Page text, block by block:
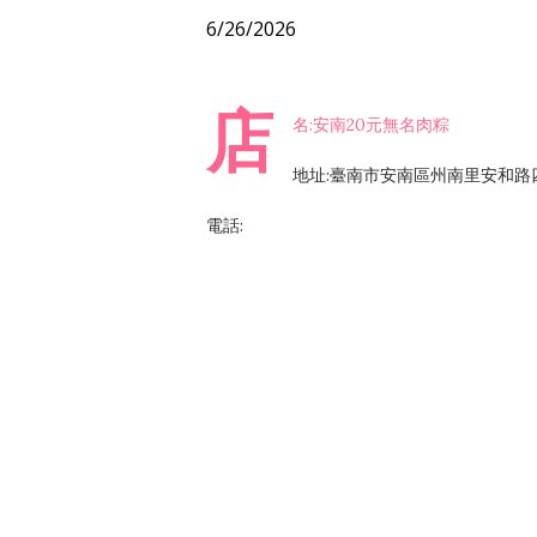
6/26/2026
店 名:安南20元無名肉粽
地址:臺南市安南區州南里安和路
電話: